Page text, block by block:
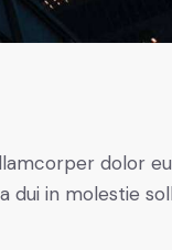
dolor
in molestie